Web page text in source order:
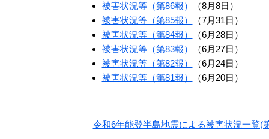
被害状況等（第86報）
（8月8日）
被害状況等（第85報）
（7月31日）
被害状況等（第84報）
（6月28日）
被害状況等（第83報）
（6月27日）
被害状況等（第82報）
（6月24日）
被害状況等（第81報）
（6月20日）
令和6年能登半島地震による被害状況一覧(